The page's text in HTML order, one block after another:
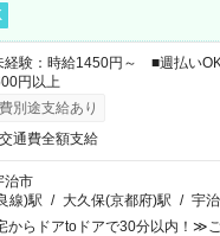
経験：時給1450円～ ■週払い
円以上
別途支給あり
交通費全額支給
治市
線)駅 / 大久保(京都府)駅 / 宇
からドアtoドアで30分以内！≫